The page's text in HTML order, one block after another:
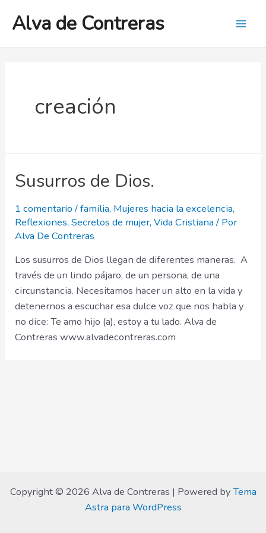
Alva de Contreras
creación
Susurros de Dios.
1 comentario /familia, Mujeres hacia la excelencia,
Reflexiones,Secretos de mujer,Vida Cristiana/ Por
Alva De Contreras
Los susurros de Dios llegan de diferentes maneras. A
través de un lindo pájaro, de un persona, de una
circunstancia. Necesitamos hacer un alto en la vida y
detenernos a escuchar esa dulce voz que nos habla y
no dice: Te amo hijo (a), estoy a tu lado. Alva de
Contreras www.alvadecontreras.com
Copyright © 2026 Alva de Contreras | Powered byTema
Astra para WordPress